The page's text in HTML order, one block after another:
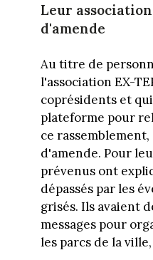
Leur association
d'amende
Au titre de
l'association EX-
coprésidents et
plateforme pour
ce rassemblement,
d'amende. Pour
prévenus ont
dépassés par les
grisés. Ils avaient
messages pour
les parcs de la